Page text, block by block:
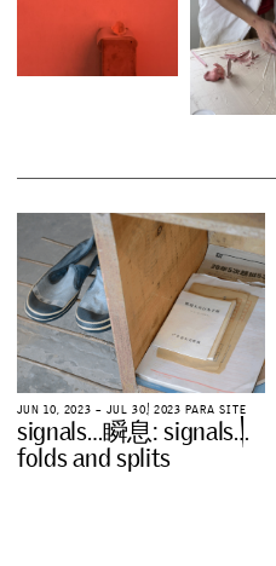
JUN 10, 2023 – JUL 30, 2023 PARA SITE
signals…瞬息: signals…
foldsandsplits